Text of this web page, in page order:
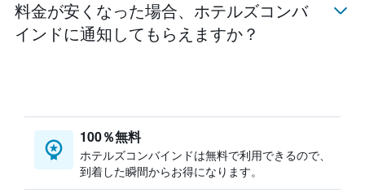
料金が安くなった場合、ホテルズコンバ
インド​に通知してもらえますか？
100％無料
ホテルズコンバインドは無料で利用できるので、
到着した瞬間からお得になります。